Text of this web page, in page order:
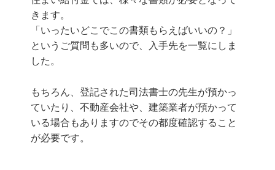
きます。
「いったいどこでこの書類もらえばいいの？」
というご質問も多いので、入手先を一覧にしま
した。
もちろん、登記された司法書士の先生が預かっ
ていたり、不動産会社や、建築業者が預かって
いる場合もありますのでその都度確認すること
が必要です。